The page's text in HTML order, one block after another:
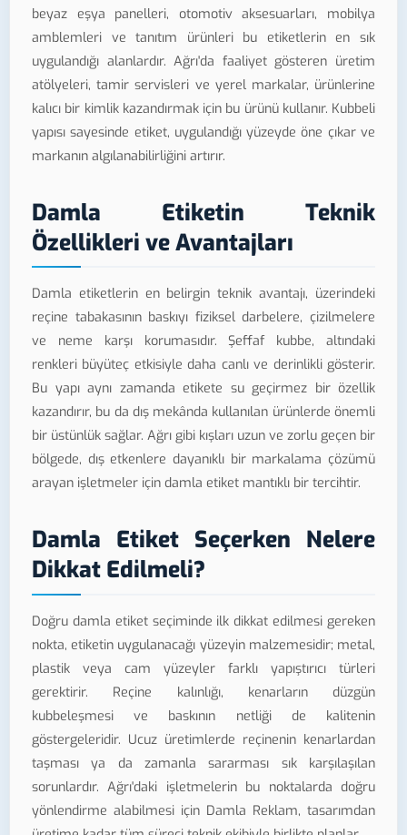
beyaz eşya panelleri, otomotiv aksesuarları, mobilya
amblemleri ve tanıtım ürünleri bu etiketlerin en sık
uygulandığı alanlardır. Ağrı'da faaliyet gösteren üretim
atölyeleri, tamir servisleri ve yerel markalar, ürünlerine
kalıcı bir kimlik kazandırmak için bu ürünü kullanır. Kubbeli
yapısı sayesinde etiket, uygulandığı yüzeyde öne çıkar ve
markanın algılanabilirliğini artırır.
Damla Etiketin Teknik
Özellikleri ve Avantajları
Damla etiketlerin en belirgin teknik avantajı, üzerindeki
reçine tabakasının baskıyı fiziksel darbelere, çizilmelere
ve neme karşı korumasıdır. Şeffaf kubbe, altındaki
renkleri büyüteç etkisiyle daha canlı ve derinlikli gösterir.
Bu yapı aynı zamanda etikete su geçirmez bir özellik
kazandırır, bu da dış mekânda kullanılan ürünlerde önemli
bir üstünlük sağlar. Ağrı gibi kışları uzun ve zorlu geçen bir
bölgede, dış etkenlere dayanıklı bir markalama çözümü
arayan işletmeler için damla etiket mantıklı bir tercihtir.
Damla Etiket Seçerken Nelere
Dikkat Edilmeli?
Doğru damla etiket seçiminde ilk dikkat edilmesi gereken
nokta, etiketin uygulanacağı yüzeyin malzemesidir; metal,
plastik veya cam yüzeyler farklı yapıştırıcı türleri
gerektirir. Reçine kalınlığı, kenarların düzgün
kubbeleşmesi ve baskının netliği de kalitenin
göstergeleridir. Ucuz üretimlerde reçinenin kenarlardan
taşması ya da zamanla sararması sık karşılaşılan
sorunlardır. Ağrı'daki işletmelerin bu noktalarda doğru
yönlendirme alabilmesi için Damla Reklam, tasarımdan